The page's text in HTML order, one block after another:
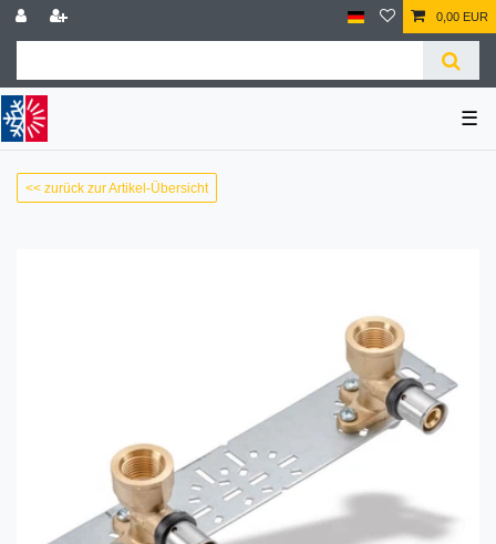
0,00 EUR
☰
<< zurück zur Artikel-Übersicht